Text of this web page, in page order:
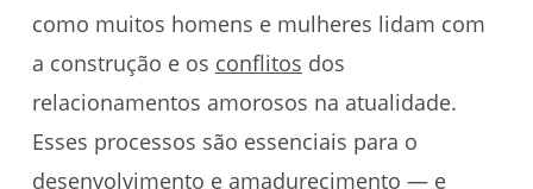
como muitos homens e mulheres lidam com
a construção e os conflitos dos
relacionamentos amorosos na atualidade.
Esses processos são essenciais para o
desenvolvimento e amadurecimento — e